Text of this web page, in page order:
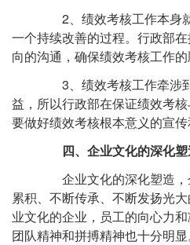
2、绩效考核工作本身
一个持续改善的过程。行政部
向的沟通，确保绩效考核工作的
3、绩效考核工作牵涉
益，所以行政部在保证绩效考
要做好绩效考核根本意义的宣传
四、企业文化的深化
企业文化的深化塑造，
累积、不断传承、不断发扬光
业文化的企业，员工的向心力
团队精神和拼搏精神也十分明显